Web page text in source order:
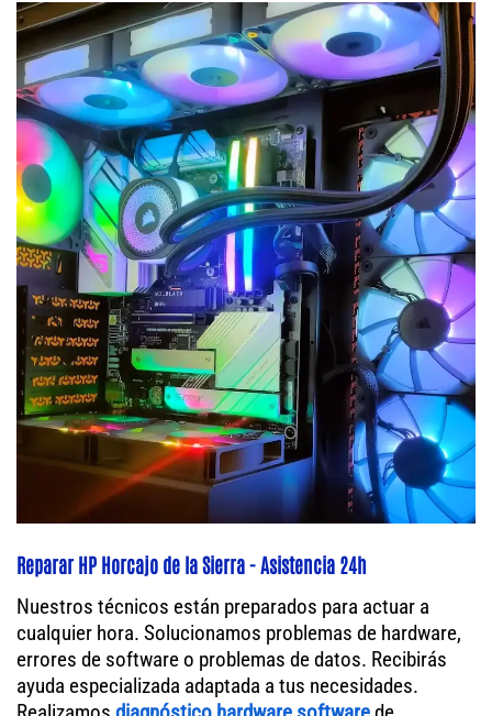
Reparar HP Horcajo de la Sierra - Asistencia 24h
Nuestros técnicos están preparados para actuar a
cualquier hora. Solucionamos problemas de hardware,
errores de software o problemas de datos. Recibirás
ayuda especializada adaptada a tus necesidades.